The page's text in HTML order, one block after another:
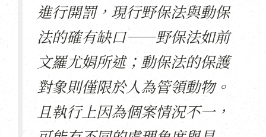
進行開罰，現行野保法與動保
法的確有缺口——野保法如前
文羅尤娟所述；動保法的保護
對象則僅限於人為管領動物。
且執行上因為個案情況不一，